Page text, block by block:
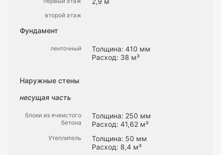
второй этаж
Фундамент
ленточный
Толщина: 410 мм
Расход: 38 м³
Наружные стены
несущая часть
блоки из ячеистого
бетона
Толщина: 250 мм
Расход: 41,62 м³
Утеплитель
Толщина: 50 мм
Расход: 8,4 м³